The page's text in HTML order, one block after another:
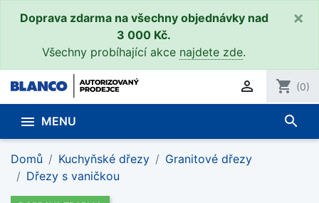
Doprava zdarma na všechny objednávky nad
3 000 Kč.
Všechny probíhající akce najdete zde.
×
 shopping_cart (0)
 MENU search
Domů Kuchyňské dřezy
Granitové dřezy
Dřezy s vaničkou